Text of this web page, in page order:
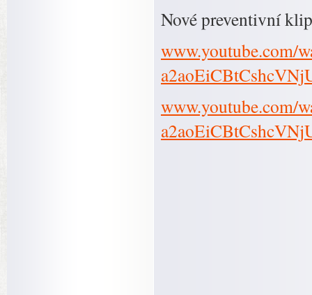
Nové preventivní
www.youtube.com/
www.youtube.com/